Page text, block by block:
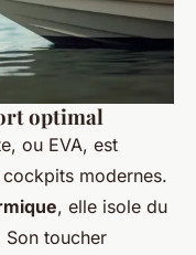
optimal
ou EVA, est
modernes.
, elle isole du
toucher